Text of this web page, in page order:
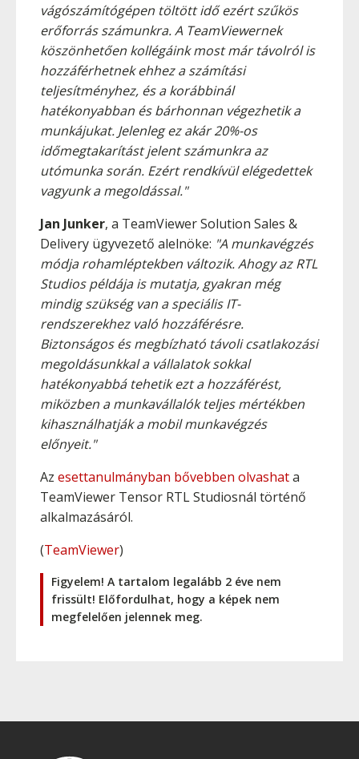
vágószámítógépen töltött idő ezért szűkös
erőforrás számunkra. A TeamViewernek
köszönhetően kollégáink most már távolról is
hozzáférhetnek ehhez a számítási
teljesítményhez, és a korábbinál
hatékonyabban és bárhonnan végezhetik a
munkájukat. Jelenleg ez akár 20%-os
időmegtakarítást jelent számunkra az
utómunka során. Ezért rendkívül elégedettek
vagyunk a megoldással."
Jan Junker, a TeamViewer Solution Sales &
Delivery ügyvezető alelnöke: "A munkavégzés
módja rohamléptekben változik. Ahogy az RTL
Studios példája is mutatja, gyakran még
mindig szükség van a speciális IT-
rendszerekhez való hozzáférésre.
Biztonságos és megbízható távoli csatlakozási
megoldásunkkal a vállalatok sokkal
hatékonyabbá tehetik ezt a hozzáférést,
miközben a munkavállalók teljes mértékben
kihasználhatják a mobil munkavégzés
előnyeit."
Az esettanulmányban bővebben olvashata
TeamViewer Tensor RTL Studiosnál történő
alkalmazásáról.
(TeamViewer)
Figyelem! A tartalom legalább 2 éve nem
frissült! Előfordulhat, hogy a képek nem
megfelelően jelennek meg.